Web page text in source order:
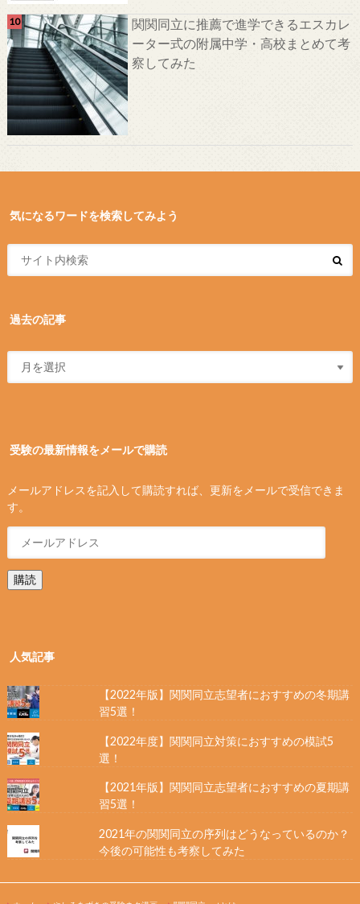
関関同立に推薦で進学できるエスカレ
ーター式の附属中学・高校まとめて考
察してみた
気になるワードを検索してみよう
過去の記事
受験の最新情報をメールで購読
メールアドレスを記入して購読すれば、更新をメールで受信できま
す。
購読
人気記事
【2022年版】関関同立志望者におすすめの冬期講
習5選！
【2022年度】関関同立対策におすすめの模試5
選！
【2021年版】関関同立志望者におすすめの夏期講
習5選！
2021年の関関同立の序列はどうなっているのか？
今後の可能性も考察してみた